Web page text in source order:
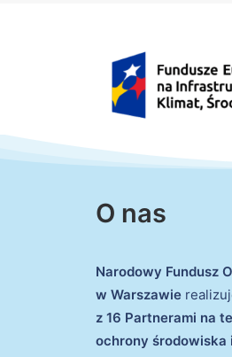
O nas
Narodowy Fundusz
w Warszawie
z 16 Partnerami na
ochrony środowiska